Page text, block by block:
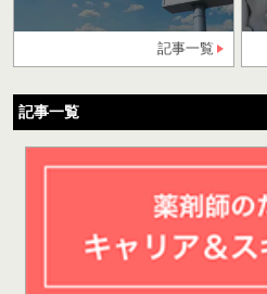
記事一覧
記事一覧